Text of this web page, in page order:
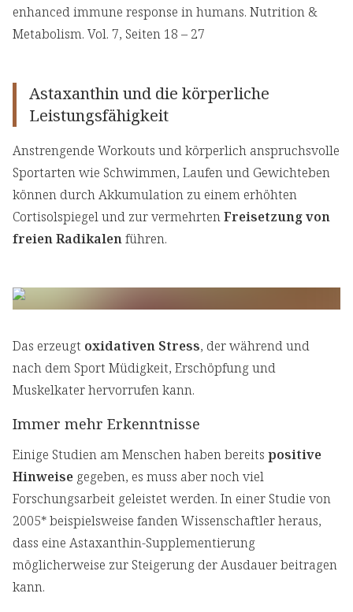
enhanced immune response in humans. Nutrition &
Metabolism. Vol. 7, Seiten 18 – 27
Astaxanthin und die körperliche
Leistungsfähigkeit
Anstrengende Workouts und körperlich anspruchsvolle
Sportarten wie Schwimmen, Laufen und Gewichteben
können durch Akkumulation zu einem erhöhten
Cortisolspiegel und zur vermehrtenFreisetzung von
freien Radikalenführen.
Das erzeugt oxidativen Stress, der während und
nach dem Sport Müdigkeit, Erschöpfung und
Muskelkater hervorrufen kann.
Immer mehr Erkenntnisse
Einige Studien am Menschen haben bereits positive
Hinweise gegeben, es muss aber noch viel
Forschungsarbeit geleistet werden. In einer Studie von
2005* beispielsweise fanden Wissenschaftler heraus,
dass eine Astaxanthin-Supplementierung
möglicherweise zur Steigerung der Ausdauer beitragen
kann.